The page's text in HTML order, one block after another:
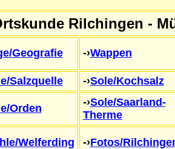
Rilchingen -
Geografie -›Wappen
Salzquelle -›Sole/Kochsalz
Orden -›Sole/Saarland-
Therme
Welferding -›Fotos/